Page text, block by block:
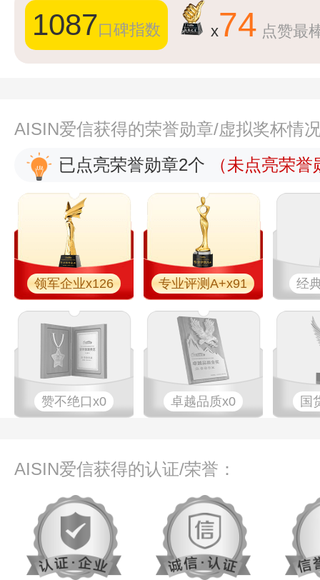
1087口碑指数 x74 点赞最
AISIN爱信获得的荣誉勋章/虚拟奖杯情
已点亮荣誉勋章2个
（未点亮荣
领军企业x126 专业评测A+x91 经
赞不绝口x0 卓越品质x0 国
AISIN爱信获得的认证/荣誉：